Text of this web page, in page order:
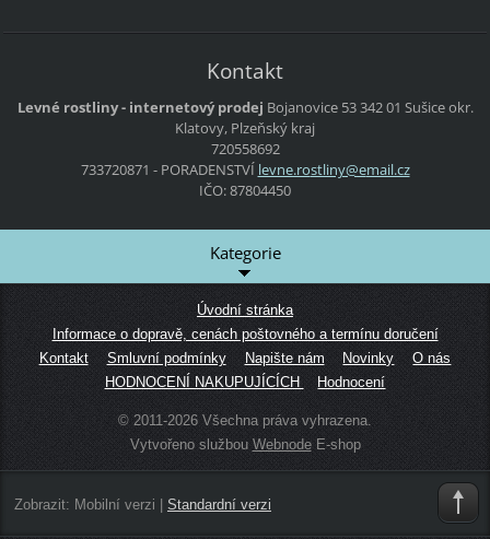
Kontakt
Levné rostliny - internetový prodej Bojanovice 53342 01 Sušiceokr.
Klatovy, Plzeňský kraj
720558692
733720871 - PORADENSTVÍ levne.rostliny@email.cz
IČO: 87804450
Kategorie
Úvodní stránka
Informace o dopravě, cenách poštovného a termínu doručení
Kontakt
Smluvní podmínky Napište nám Novinky
O nás
HODNOCENÍ NAKUPUJÍCÍCH
Hodnocení
© 2011-2026 Všechna práva vyhrazena.
Vytvořeno službou WebnodeE-shop
Zobrazit: Mobilní verzi Standardní verzi